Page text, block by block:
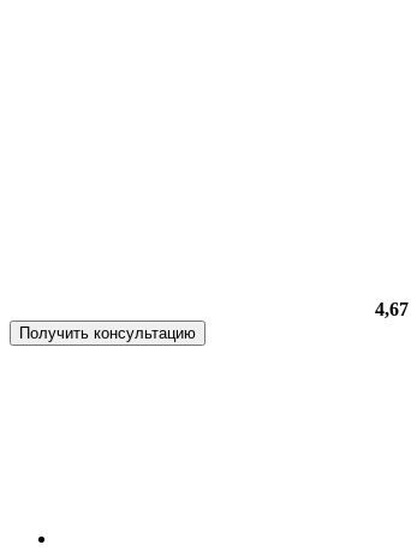
4,67
Получить консультацию